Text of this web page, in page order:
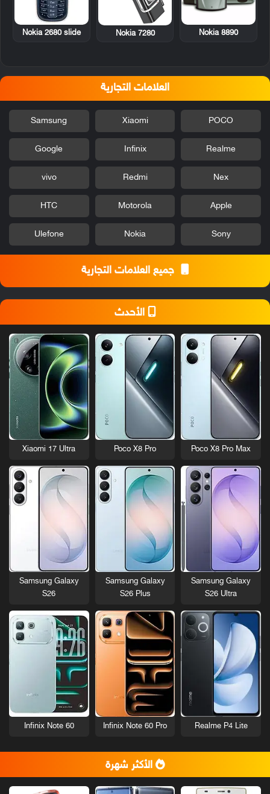
Nokia 8890
Nokia 7280
Nokia 2680 slide
العلامات التجارية
POCO
Xiaomi
Samsung
Realme
Infinix
Google
Nex
Redmi
vivo
Apple
Motorola
HTC
Sony
Nokia
Ulefone
جميع العلامات التجارية
الأحدث
Poco X8 Pro Max
Poco X8 Pro
Xiaomi 17 Ultra
Samsung Galaxy
S26 Ultra
Samsung Galaxy
S26 Plus
Samsung Galaxy
S26
Realme P4 Lite
Infinix Note 60 Pro
Infinix Note 60
الأكثر شهرة